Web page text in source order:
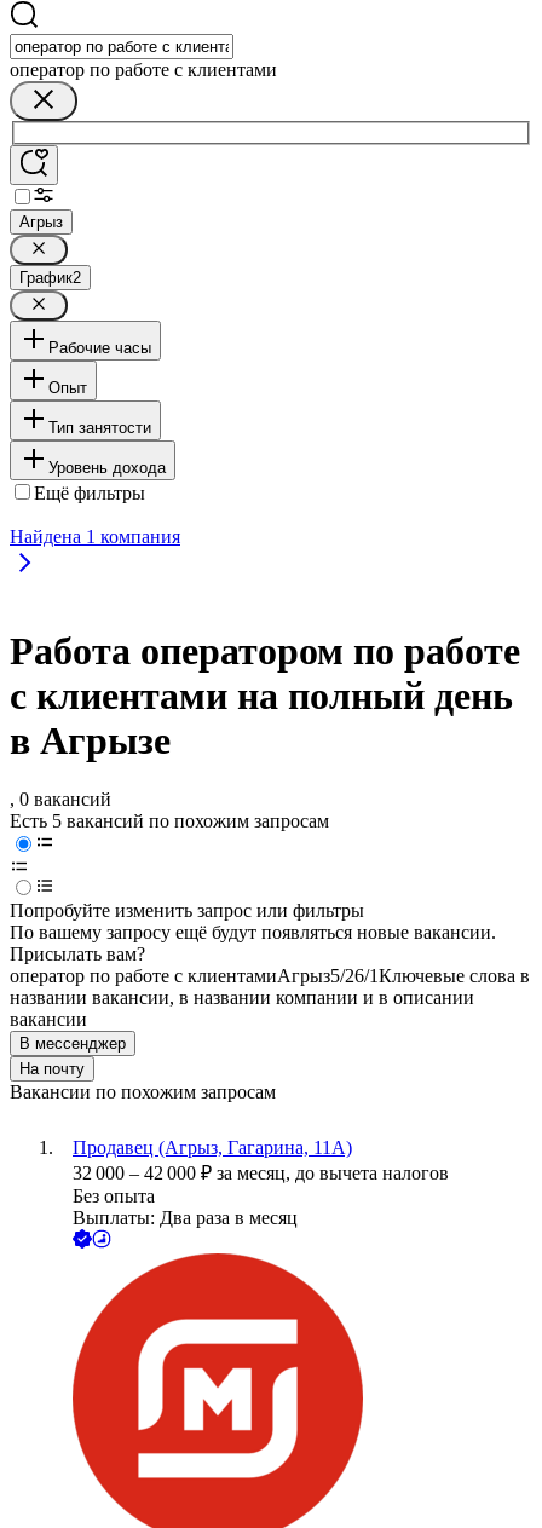
оператор по работе с клиентами
Агрыз
График2
Рабочие часы
Опыт
Тип занятости
Уровень дохода
Ещё фильтры
Найдена 1 компания
Работа оператором по работе
с клиентами на полный день
в Агрызе
, 0 вакансий
Есть 5 вакансий по похожим запросам
Попробуйте изменить запрос или фильтры
По вашему запросу ещё будут появляться новые вакансии.
Присылать вам?
оператор по работе с клиентамиАгрыз5/26/1Ключевые слова в
названии вакансии, в названии компании и в описании
вакансии
В мессенджер
На почту
Вакансии по похожим запросам
Продавец (Агрыз, Гагарина, 11А)
32 000 – 42 000 ₽ за месяц, до вычета налогов
Без опыта
Выплаты: Два раза в месяц